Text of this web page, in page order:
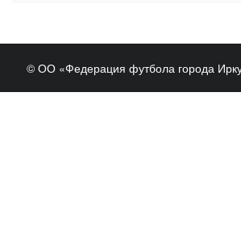
© ОО «Федерация футбола города